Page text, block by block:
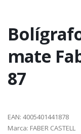
mate
87
EAN: 4005401441878
Marca: FABER CASTELL